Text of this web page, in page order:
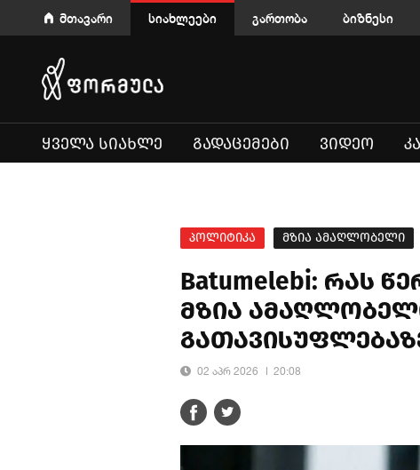
მთავარი სიახლეები გართობა ბიზნესი
ᲧᲕᲔᲚᲐ ᲡᲘᲐᲮᲚᲔ ᲒᲐᲓᲐᲪᲔᲛᲔᲑᲘ ᲕᲘᲓᲔᲝ
პოლიტიკა მზია ამაღლობელი
Batumelebi: რას
მზია
02 აპრ 2026 20:08